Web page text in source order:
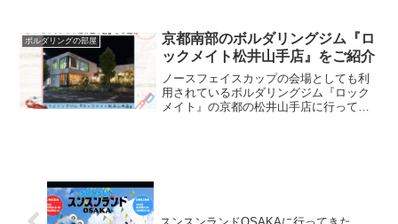
ボルダリングの部屋
京都南部のボルダリングジム『ロ
ックメイト松井山手店』をご紹介
ノースフェイスカップの会場としても利
用されているボルダリングジム『ロック
メイト』の京都の松井山手店に行ってき